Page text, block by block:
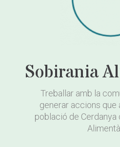
Sobirania
Treballar amb la
generar accions que
població de Cerdanya